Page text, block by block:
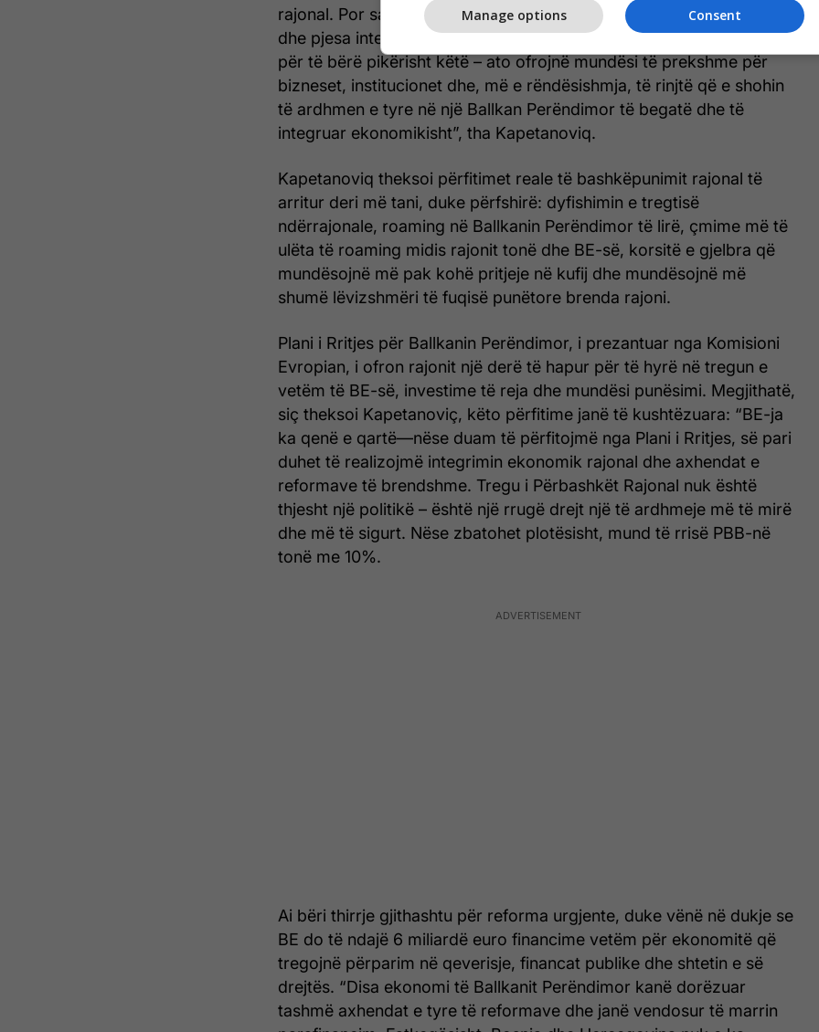
rajonal. Por sa shpesh e kthejmë besimin në veprim? Plani i Rritjes
dhe pjesa integrale e tij, Tregu i Përbashkët Rajonal, janë shansi ynë
për të bërë pikërisht këtë – ato ofrojnë mundësi të prekshme për
bizneset, institucionet dhe, më e rëndësishmja, të rinjtë që e shohin
të ardhmen e tyre në një Ballkan Perëndimor të begatë dhe të
integruar ekonomikisht”, tha Kapetanoviq.
Kapetanoviq theksoi përfitimet reale të bashkëpunimit rajonal të
arritur deri më tani, duke përfshirë: dyfishimin e tregtisë
ndërrajonale, roaming në Ballkanin Perëndimor të lirë, çmime më të
ulëta të roaming midis rajonit tonë dhe BE-së, korsitë e gjelbra që
mundësojnë më pak kohë pritjeje në kufij dhe mundësojnë më
shumë lëvizshmëri të fuqisë punëtore brenda rajoni.
Plani i Rritjes për Ballkanin Perëndimor, i prezantuar nga Komisioni
Evropian, i ofron rajonit një derë të hapur për të hyrë në tregun e
vetëm të BE-së, investime të reja dhe mundësi punësimi. Megjithatë,
siç theksoi Kapetanoviç, këto përfitime janë të kushtëzuara: “BE-ja
ka qenë e qartë—nëse duam të përfitojmë nga Plani i Rritjes, së pari
duhet të realizojmë integrimin ekonomik rajonal dhe axhendat e
reformave të brendshme. Tregu i Përbashkët Rajonal nuk është
thjesht një politikë – është një rrugë drejt një të ardhmeje më të mirë
dhe më të sigurt. Nëse zbatohet plotësisht, mund të rrisë PBB-në
tonë me 10%.
Ai bëri thirrje gjithashtu për reforma urgjente, duke vënë në dukje se
BE do të ndajë 6 miliardë euro financime vetëm për ekonomitë që
tregojnë përparim në qeverisje, financat publike dhe shtetin e së
drejtës. “Disa ekonomi të Ballkanit Perëndimor kanë dorëzuar
tashmë axhendat e tyre të reformave dhe janë vendosur të marrin
Consent
Manage options